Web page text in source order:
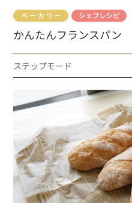
かんたんフランスパン
ステップモード